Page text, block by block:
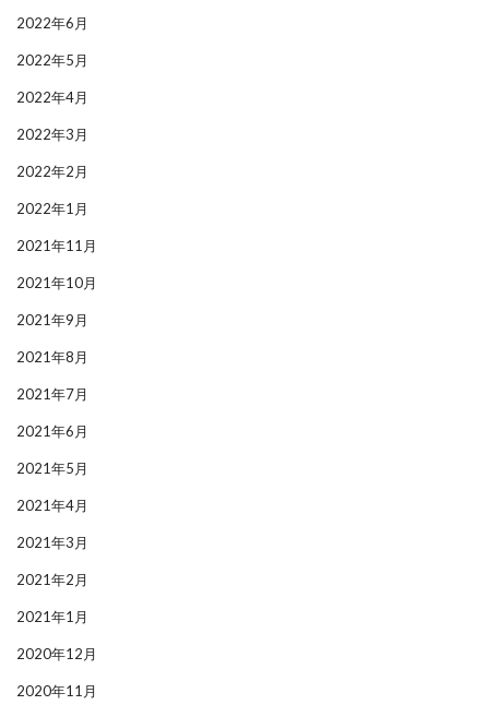
2022年6月
2022年5月
2022年4月
2022年3月
2022年2月
2022年1月
2021年11月
2021年10月
2021年9月
2021年8月
2021年7月
2021年6月
2021年5月
2021年4月
2021年3月
2021年2月
2021年1月
2020年12月
2020年11月